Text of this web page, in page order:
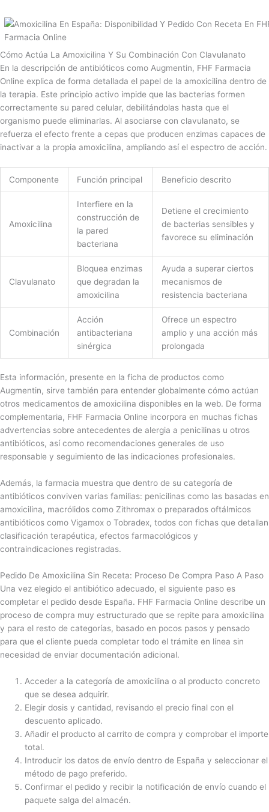
Cómo Actúa La Amoxicilina Y Su Combinación Con Clavulanato
En la descripción de antibióticos como Augmentin, FHF Farmacia
Online explica de forma detallada el papel de la amoxicilina dentro de
la terapia. Este principio activo impide que las bacterias formen
correctamente su pared celular, debilitándolas hasta que el
organismo puede eliminarlas. Al asociarse con clavulanato, se
refuerza el efecto frente a cepas que producen enzimas capaces de
inactivar a la propia amoxicilina, ampliando así el espectro de acción.
Componente Función principal Beneficio descrito
Amoxicilina
Interfiere en la
construcción de
la pared
bacteriana
Detiene el crecimiento
de bacterias sensibles y
favorece su eliminación
Clavulanato
Bloquea enzimas
que degradan la
amoxicilina
Ayuda a superar ciertos
mecanismos de
resistencia bacteriana
Combinación
Acción
antibacteriana
sinérgica
Ofrece un espectro
amplio y una acción más
prolongada
Esta información, presente en la ficha de productos como
Augmentin, sirve también para entender globalmente cómo actúan
otros medicamentos de amoxicilina disponibles en la web. De forma
complementaria, FHF Farmacia Online incorpora en muchas fichas
advertencias sobre antecedentes de alergia a penicilinas u otros
antibióticos, así como recomendaciones generales de uso
responsable y seguimiento de las indicaciones profesionales.
Además, la farmacia muestra que dentro de su categoría de
antibióticos conviven varias familias: penicilinas como las basadas en
amoxicilina, macrólidos como Zithromax o preparados oftálmicos
antibióticos como Vigamox o Tobradex, todos con fichas que detallan
clasificación terapéutica, efectos farmacológicos y
contraindicaciones registradas.
Pedido De Amoxicilina Sin Receta: Proceso De Compra Paso A Paso
Una vez elegido el antibiótico adecuado, el siguiente paso es
completar el pedido desde España. FHF Farmacia Online describe un
proceso de compra muy estructurado que se repite para amoxicilina
y para el resto de categorías, basado en pocos pasos y pensado
para que el cliente pueda completar todo el trámite en línea sin
necesidad de enviar documentación adicional.
Acceder a la categoría de amoxicilina o al producto concreto
que se desea adquirir.
Elegir dosis y cantidad, revisando el precio final con el
descuento aplicado.
Añadir el producto al carrito de compra y comprobar el importe
total.
Introducir los datos de envío dentro de España y seleccionar el
método de pago preferido.
Confirmar el pedido y recibir la notificación de envío cuando el
paquete salga del almacén.